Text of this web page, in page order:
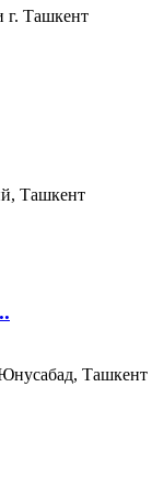
г. Ташкент
Ташкент
Ташкент